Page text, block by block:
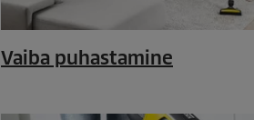
Vaiba puhastamine